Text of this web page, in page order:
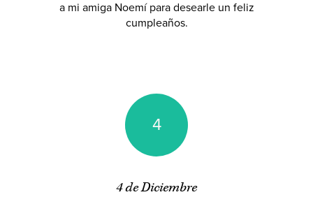
a mi amiga Noemí para desearle un feliz
cumpleaños.
4
4 de Diciembre